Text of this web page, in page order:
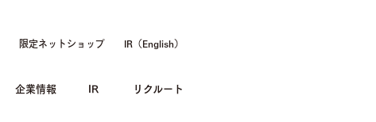
限定ネットショップ IR（English）
企業情報 IR リクルート